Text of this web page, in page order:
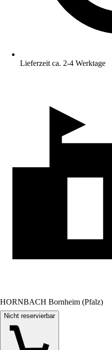
Lieferzeit ca. 2-4 Werktage
HORNBACH Bornheim (Pfalz)
Nicht reservierbar